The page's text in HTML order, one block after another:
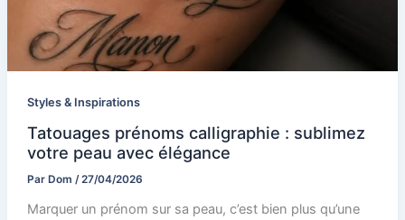
Styles & Inspirations
Tatouages prénoms calligraphie : sublimez
votre peau avec élégance
Par Dom /27/04/2026
Marquer un prénom sur sa peau, c’est bien plus qu’une